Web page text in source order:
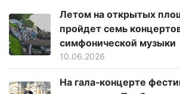
Летом на открытых
пройдет семь
симфонической музыки
10.06.2026
На гала‑концерте